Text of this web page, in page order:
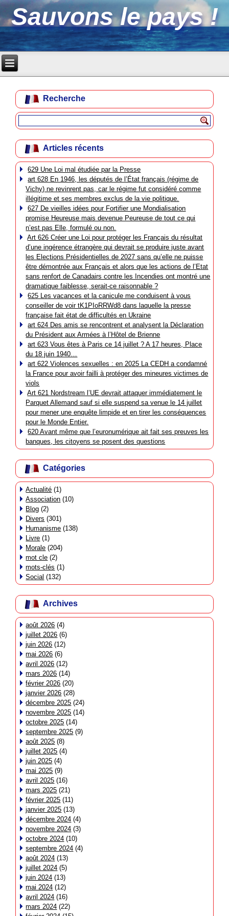
Sauvons le pays !
Recherche
Articles récents
629 Une Loi mal étudiée par la Presse
art 628 En 1946, les députés de l’État français (régime de
Vichy) ne revinrent pas, car le régime fut considéré comme
illégitime et ses membres exclus de la vie politique.
627 De vieilles idées pour Fortifier une Mondialisation
promise Heureuse mais devenue Peureuse de tout ce qui
n’est pas Elle, formulé ou non.
Art 626 Créer une Loi pour protéger les Français du résultat
d’une ingérence étrangère qui devrait se produire juste avant
les Elections Présidentielles de 2027 sans qu’elle ne puisse
être démontrée aux Français et alors que les actions de l’Etat
sans renfort de Canadairs contre les Incendies ont montré une
dramatique faiblesse, serait-ce raisonnable ?
625 Les vacances et la canicule me conduisent à vous
conseiller de voir tK1PIoRRWd8 dans laquelle la presse
française fait état de difficultés en Ukraine
art 624 Des amis se rencontrent et analysent la Déclaration
du Président aux Armées à l’Hôtel de Brienne
art 623 Vous êtes à Paris ce 14 juillet ? A 17 heures, Place
du 18 juin 1940…
art 622 Violences sexuelles : en 2025 La CEDH a condamné
la France pour avoir failli à protéger des mineures victimes de
viols
Art 621 Nordstream l’UE devrait attaquer immédiatement le
Parquet Allemand sauf si elle suspend sa venue le 14 juillet
pour mener une enquête limpide et en tirer les conséquences
pour le Monde Entier.
620 Avant même que l’euronumérique ait fait ses preuves les
banques, les citoyens se posent des questions
Catégories
Actualité (1)
Association (10)
Blog (2)
Divers (301)
Humanisme (138)
Livre (1)
Morale (204)
mot cle (2)
mots-clés (1)
Social (132)
Archives
août 2026 (4)
juillet 2026 (6)
juin 2026 (12)
mai 2026 (6)
avril 2026 (12)
mars 2026 (14)
février 2026 (20)
janvier 2026 (28)
décembre 2025 (24)
novembre 2025 (14)
octobre 2025 (14)
septembre 2025 (9)
août 2025 (8)
juillet 2025 (4)
juin 2025 (4)
mai 2025 (9)
avril 2025 (16)
mars 2025 (21)
février 2025 (11)
janvier 2025 (13)
décembre 2024 (4)
novembre 2024 (3)
octobre 2024 (10)
septembre 2024 (4)
août 2024 (13)
juillet 2024 (5)
juin 2024 (13)
mai 2024 (12)
avril 2024 (16)
mars 2024 (22)